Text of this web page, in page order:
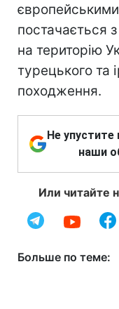
постачається
на територію
турецького та
походження.
Не
наши
Или читайте
Больше по теме: